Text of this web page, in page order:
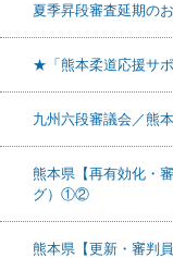
夏季昇段審査延期の
★「熊本柔道応援サ
九州六段審議会／熊
熊本県【再有効化・
グ）①②
熊本県【更新・審判